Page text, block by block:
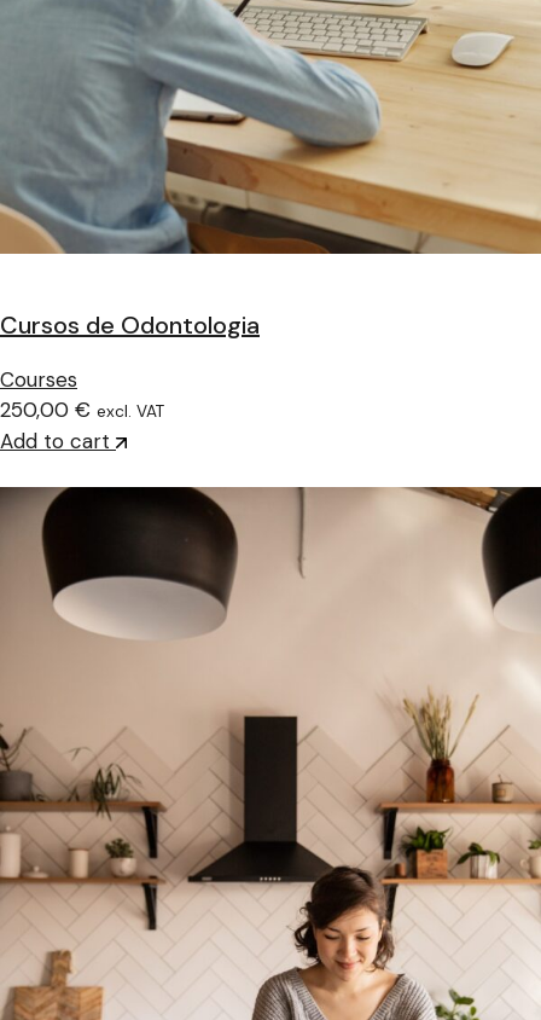
Cursos de Odontologia
Courses
250,00 € excl. VAT
Add to cart